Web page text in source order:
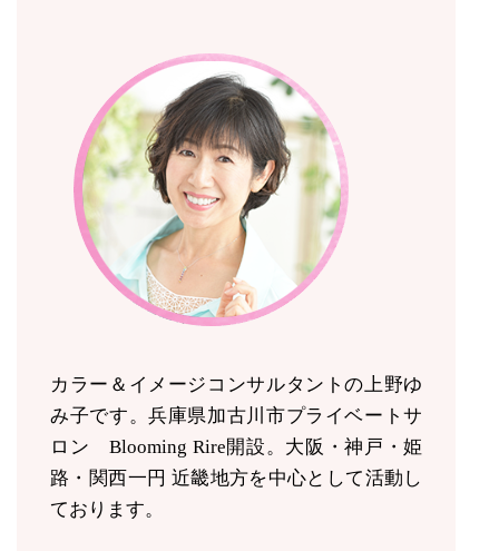
カラー＆イメージコンサルタントの上野ゆ
み子です。兵庫県加古川市プライベートサ
ロン Blooming Rire開設。 大阪・神戸・姫
路・関西一円 近畿地方を中心として活動し
ております。